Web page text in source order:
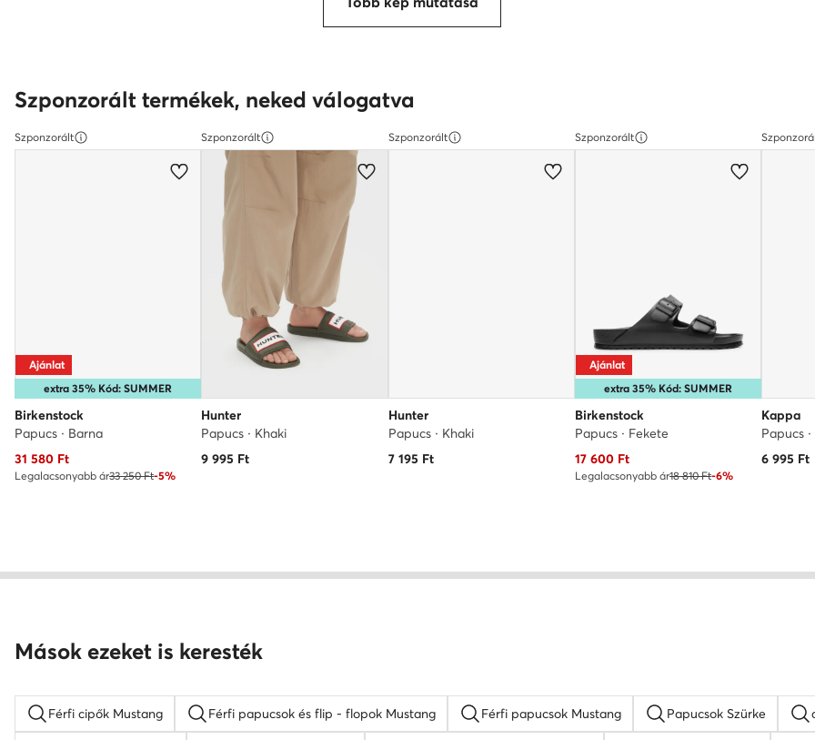
Szponzorált termékek, neked válogatva
Szponzorált
extra 35% Kód: SUMMER
Ajánlat
Birkenstock
Papucs · Barna
Aktuális ár
31 580 Ft
Legalacsonyabb ár33 250 Ft-5%
Szponzorált
Hunter
Papucs · Khaki
9 995 Ft
Szponzorált
Hunter
Papucs · Khaki
7 195 Ft
Szponzorált
extra 35% Kód: SUMMER
Ajánlat
Birkenstock
Papucs · Fekete
Aktuális ár
17 600Ft
Legalacsonyabb ár18 810 Ft-6%
Kappa
Papucs
6 995 Ft
Mások ezeket is keresték
Férfi cipők Mustang Férfi papucsok és flip - flopok Mustang Férfi papucsok Mustang Papucsok Szürke